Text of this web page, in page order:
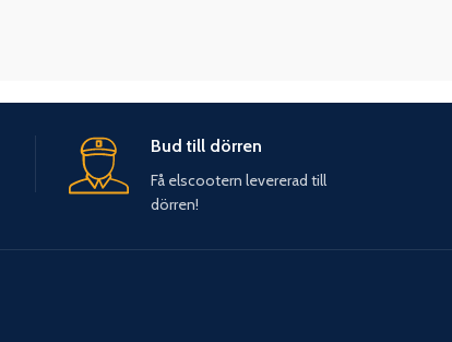
Bud till dörren
Få elscootern levererad till
dörren!